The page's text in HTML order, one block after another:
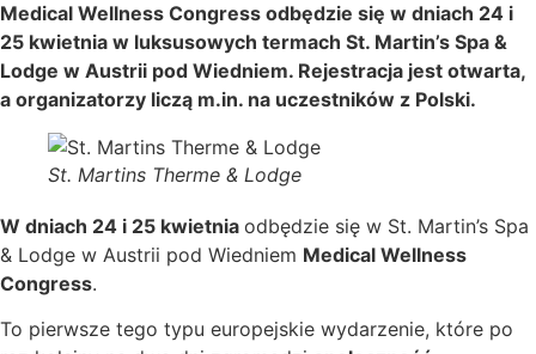
Medical Wellness Congress odbędzie się w dniach 24 i
25 kwietnia w luksusowych termach St. Martin’s Spa &
Lodge w Austrii pod Wiedniem. Rejestracja jest otwarta,
a organizatorzy liczą m.in. na uczestników z Polski.
St. Martins Therme & Lodge
W dniach 24 i 25 kwietnia odbędzie się w St. Martin’s Spa
& Lodge w Austrii pod Wiedniem Medical Wellness
Congress.
To pierwsze tego typu europejskie wydarzenie, które po